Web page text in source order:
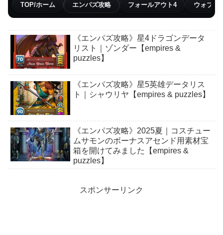
TOP/ホーム エンパズ攻略 フォールアウト4 ウォブリ
《エンパズ攻略》星4ドラゴンデータ
リスト｜ゾンダー【empires &
puzzles】
《エンパズ攻略》星5英雄データリス
ト｜シャウリヤ【empires & puzzles】
《エンパズ攻略》2025夏｜コスチュー
ムサモンのボーナスアセンド用素材宝
箱を開けてみました【empires &
puzzles】
スポンサーリンク